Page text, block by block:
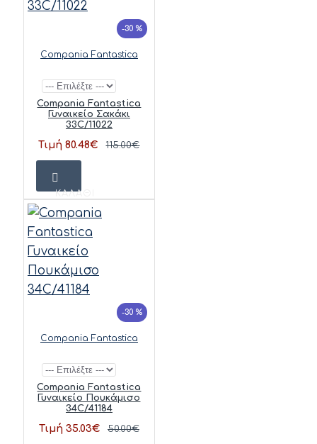
-30 %
Compania Fantastica
Compania Fantastica
Γυναικείο Σακάκι
33C/11022
Τιμή 80.48€ 115.00€
ΚΑΛΆΘΙ
-30 %
Compania Fantastica
Compania Fantastica
Γυναικείο Πουκάμισο
34C/41184
Τιμή 35.03€ 50.00€